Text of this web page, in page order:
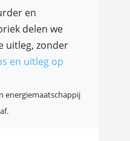
en
delen we
uitleg, zonder
en uitleg op
energiemaatschappij